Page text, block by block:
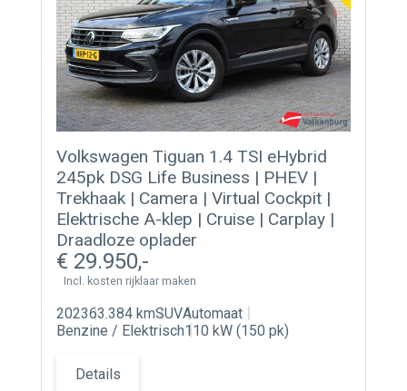
Volkswagen Tiguan 1.4 TSI eHybrid
245pk DSG Life Business | PHEV |
Trekhaak | Camera | Virtual Cockpit |
Elektrische A-klep | Cruise | Carplay |
Draadloze oplader
29.950
Incl. kosten rijklaar maken
202363.384 kmSUVAutomaat
Benzine / Elektrisch110 kW (150 pk)
Details